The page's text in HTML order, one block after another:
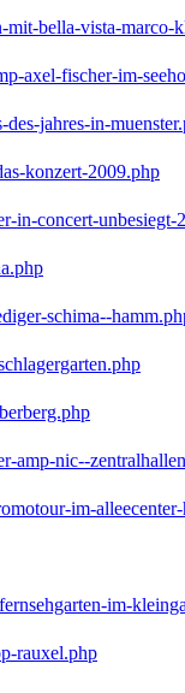
mit-bella-vista-marco-
axel-fischer-im-
jahres-in-
konzert-2009.php
in-concert-unbesiegt-
schima--
amp-nic--
im-
im-
rauxel.php